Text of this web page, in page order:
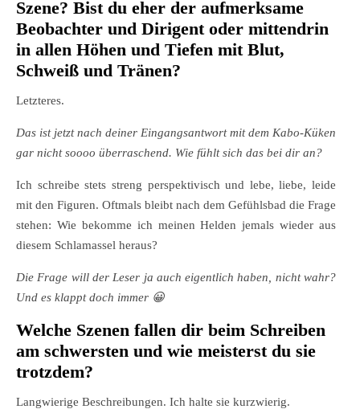
Szene? Bist du eher der aufmerksame
Beobachter und Dirigent oder mittendrin
in allen Höhen und Tiefen mit Blut,
Schweiß und Tränen?
Letzteres.
Das ist jetzt nach deiner Eingangsantwort mit dem Kabo-Küken
gar nicht soooo überraschend. Wie fühlt sich das bei dir an?
Ich schreibe stets streng perspektivisch und lebe, liebe, leide
mit den Figuren. Oftmals bleibt nach dem Gefühlsbad die Frage
stehen: Wie bekomme ich meinen Helden jemals wieder aus
diesem Schlamassel heraus?
Die Frage will der Leser ja auch eigentlich haben, nicht wahr?
Und es klappt doch immer 😀
Welche Szenen fallen dir beim Schreiben
am schwersten und wie meisterst du sie
trotzdem?
Langwierige Beschreibungen. Ich halte sie kurzwierig.